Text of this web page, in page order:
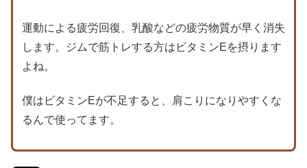
運動による疲労回復、乳酸などの疲労物質が早く消失
します。ジムで筋トレする方はビタミンEを摂ります
よね。
僕はビタミンEが不足すると、肩こりになりやすくな
るんで使ってます。